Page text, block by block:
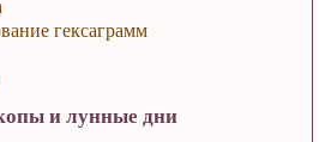
гексаграмм
и лунные дни